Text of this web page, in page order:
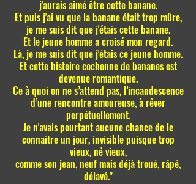
j'aurais aimé être cette banane.
Et puis j'ai vu que la banane était trop mûre,
je me suis dit que j'étais cette banane.
Et le jeune homme a croisé mon regard.
Là, je me suis dit que j'étais ce jeune homme.
Et cette histoire cochonne de bananes est
devenue romantique.
Ce à quoi on ne s’attend pas, l’incandescence
d’une rencontre amoureuse, à rêver
perpétuellement.
​Je n'avais pourtant aucune chance de le
connaitre un jour, invisible puisque trop
vieux, né vieux,
comme son jean, neuf mais déjà troué, râpé,
délavé."